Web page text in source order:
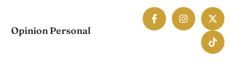
Opinion Personal